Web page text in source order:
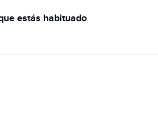
estás habituado